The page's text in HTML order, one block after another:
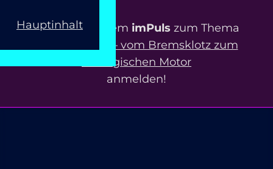
Hauptinhalt
Jetzt zu unserem imPuls zum Thema
ERP-Projekte – vom Bremsklotz zum
strategischen Motor
anmelden!